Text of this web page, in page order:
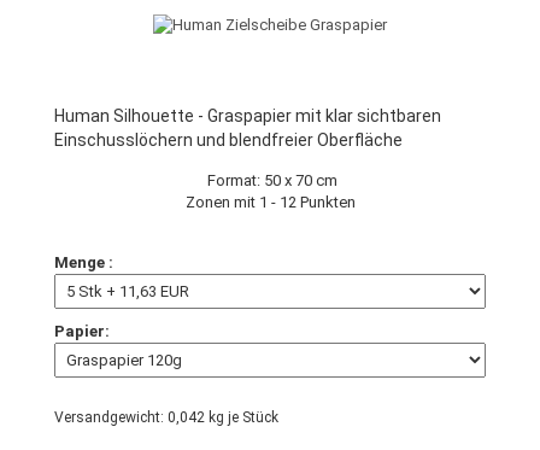
Human Silhouette - Graspapier mit klar sichtbaren
Einschusslöchern und blendfreier Oberfläche
Format: 50 x 70 cm
Zonen mit 1 - 12 Punkten
Menge :
Papier:
Versandgewicht: 0,042 kg je Stück